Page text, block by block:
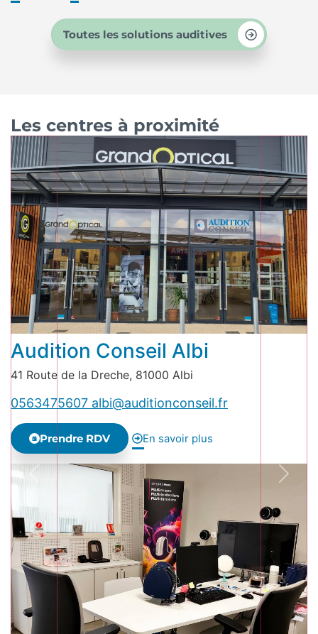
Toutes les solutions auditives
Les centres à proximité
Audition Conseil Albi
41 Route de la Dreche, 81000 Albi
0563475607 albi@auditionconseil.fr
Prendre RDV En savoir plus